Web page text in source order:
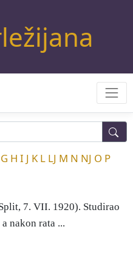
G H I J K L LJ M N NJ O P
7. VII. 1920). Studirao
nakon rata ...